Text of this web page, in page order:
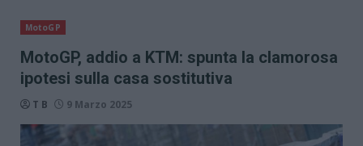
MotoGP
MotoGP, addio a KTM: spunta la clamorosa
ipotesi sulla casa sostitutiva
T B 9 Marzo 2025